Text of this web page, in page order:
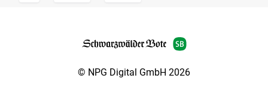
© NPG Digital GmbH 2026